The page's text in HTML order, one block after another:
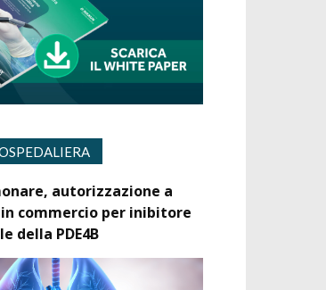
autorizzazione a
commercio per inibitore
della PDE4B